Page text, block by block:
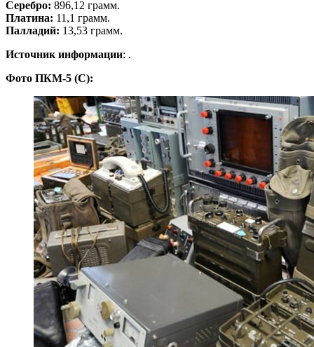
Серебро: 896,12 грамм.
Платина: 11,1 грамм.
Палладий: 13,53 грамм.
Источник информации: .
Фото ПКМ-5 (С):